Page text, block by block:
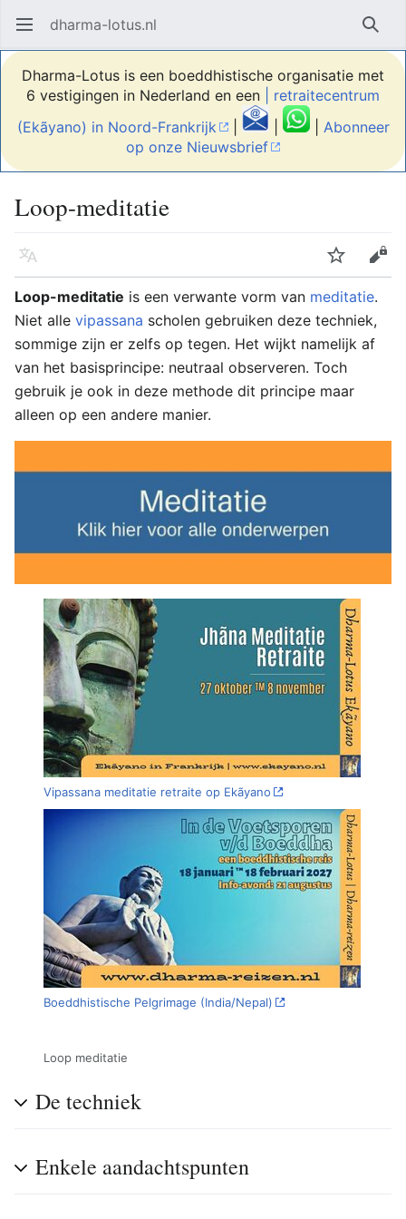
Hoofdmenu openen dharma-lotus.nl
Dharma-Lotus is een boeddhistische organisatie met
6 vestigingen in Nederland en een
| retraitecentrum
(Ekãyano) in Noord-Frankrijk
| | Abonneer
op onze Nieuwsbrief
Loop-meditatie
Taal Volgen
Bewerken
Loop-meditatie is een verwante vorm van meditatie.
Niet alle vipassana scholen gebruiken deze techniek,
sommige zijn er zelfs op tegen. Het wijkt namelijk af
van het basisprincipe: neutraal observeren. Toch
gebruik je ook in deze methode dit principe maar
alleen op een andere manier.
Vipassana meditatie retraite op Ekãyano
Boeddhistische Pelgrimage (India/Nepal)
Loop meditatie
De techniek
Enkele aandachtspunten